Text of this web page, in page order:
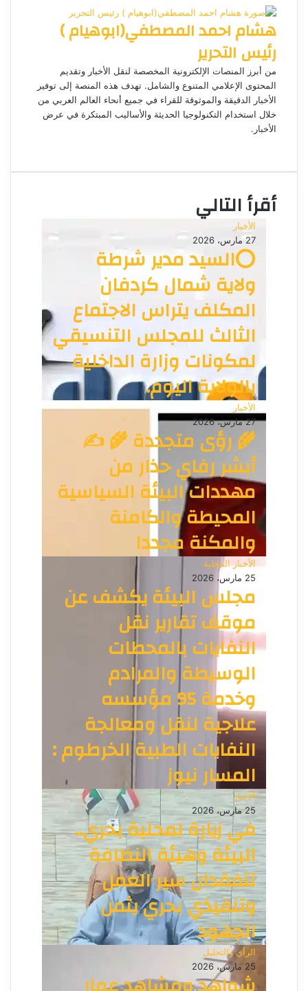
ر
د
إ
ل
ك
ت
ي
و
ك
جج
ر
ا
ب
ر
ا
هشام احمد المصطفي(ابوهيام )
رئيس التحرير
من أبرز المنصات الإلكترونية المخصصة لنقل الأخبار وتقديم
المحتوى الإعلامي المتنوع والشامل. تهدف هذه المنصة إلى توفير
الأخبار الدقيقة والموثوقة للقراء في جميع أنحاء العالم العربي من
خلال استخدام التكنولوجيا الحديثة والأساليب المبتكرة في عرض
الأخبار.
ق
اأقرأ التالي
الأخبار
27 مارس، 2026
⭕السيد مدير شرطة
ولاية شمال كردفان
المكلف يتراس الاجتماع
الثالث للمجلس التنسيقي
لمكونات وزارة الداخلية
بالولاية اليوم.
الأخبار
27 مارس، 2026
🌾 رؤى متجددة 🌾 ✍️
أبشر رفاي حذار من
مهددات البيئة السياسية
المحيطة والكامنة
والمكنة مجددا
الأخبار المحلية
25 مارس، 2026
مجلس البيئة يكشف عن
موقف تقارير نقل
النفايات بالمحطات
الوسيطة والمرادم
وخدمة 95 مؤسسه
علاجية لنقل ومعالجة
النفايات الطبية الخرطوم :
المسار نيوز
الأخبار
25 مارس، 2026
في زيارة لمحلية بحري..
البيئة وهيئة النظافة
تتفقدان سير العمل
وتنفيذي بحري يثمن
الجهود
الرأي والتحليل
25 مارس، 2026